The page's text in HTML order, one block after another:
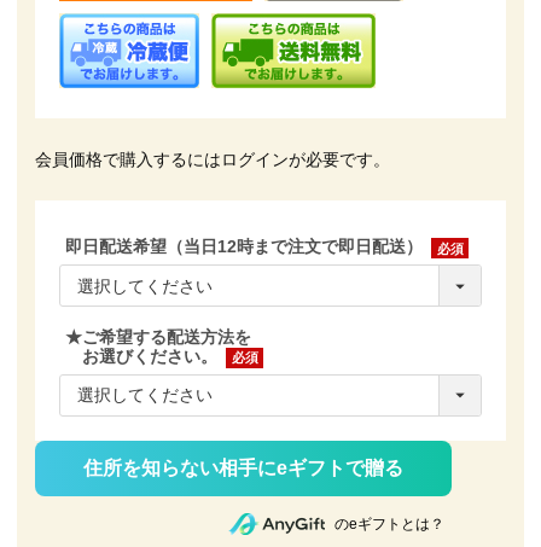
会員価格で購入するにはログインが必要です。
即日配送希望（当日12時まで注文で即日配送）
(必
★ご希望する配送方法を
お選びください。
(必
住所を知らない相手にeギフトで贈る
のeギフトとは？